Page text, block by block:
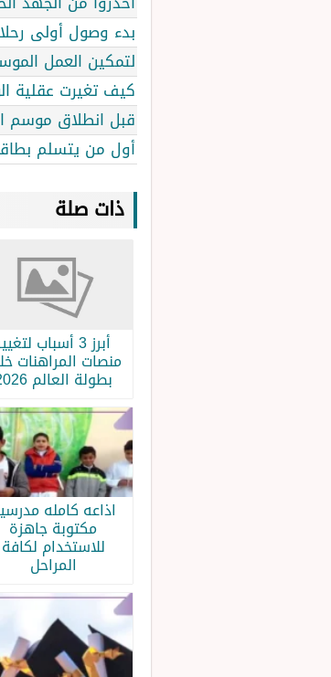
بدء وصول أولى
لتمكين العمل
كيف تغيرت عقلية
قبل انطلاق موسم
أول من يتسلم
ذات صلة
أبرز 3 أسباب
منصات المراهنات
بطولة العالم 2026
اذاعه كامله
مكتوبة جاهزة
للاستخدام لكافة
المراحل